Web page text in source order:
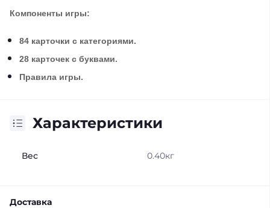
Компоненты игры:
84 карточки с категориями.
28 карточек с буквами.
Правила игры.
Характеристики
Вес 0.40кг
Доставка